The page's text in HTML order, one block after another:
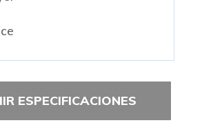
ESPECIFICACIONES